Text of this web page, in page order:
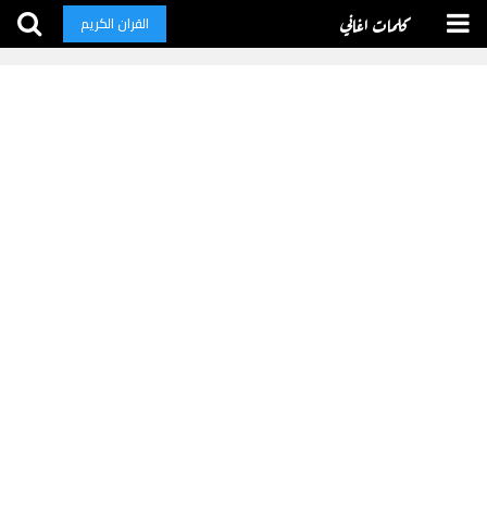
كلمات اغاني القران الكريم